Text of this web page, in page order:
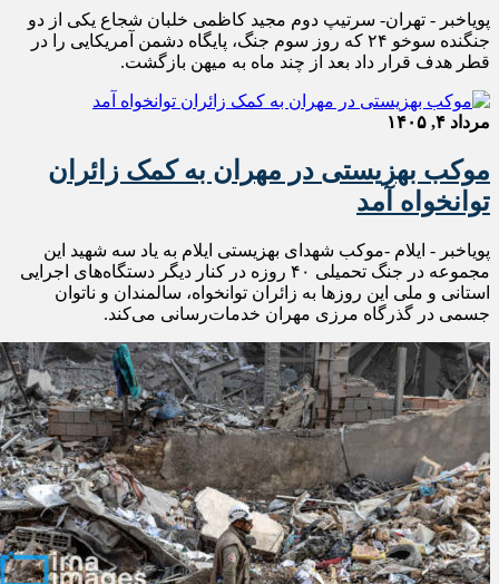
پویاخبر - تهران- سرتیپ دوم مجید کاظمی خلبان شجاع یکی از دو
جنگنده‌ سوخو ۲۴ که روز سوم جنگ، پایگاه دشمن آمریکایی را در
قطر هدف قرار داد بعد از چند ماه به میهن بازگشت.
مرداد ۴, ۱۴۰۵
موکب بهزیستی در مهران به کمک زائران
توانخواه آمد
پویاخبر - ایلام -موکب شهدای بهزیستی ایلام به یاد سه شهید این
مجموعه در جنگ تحمیلی ۴۰ روزه در کنار دیگر دستگاه‌های اجرایی
استانی و ملی این روزها به زائران توانخواه، سالمندان و ناتوان
جسمی در گذرگاه مرزی مهران خدمات‌رسانی می‌کند.